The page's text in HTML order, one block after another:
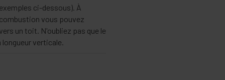
ci-dessous). À
vous pouvez
un toit. N'oubliez pas que le
verticale.